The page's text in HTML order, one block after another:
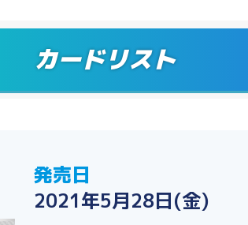
カードリスト
発売日
2021年5月28日(金)